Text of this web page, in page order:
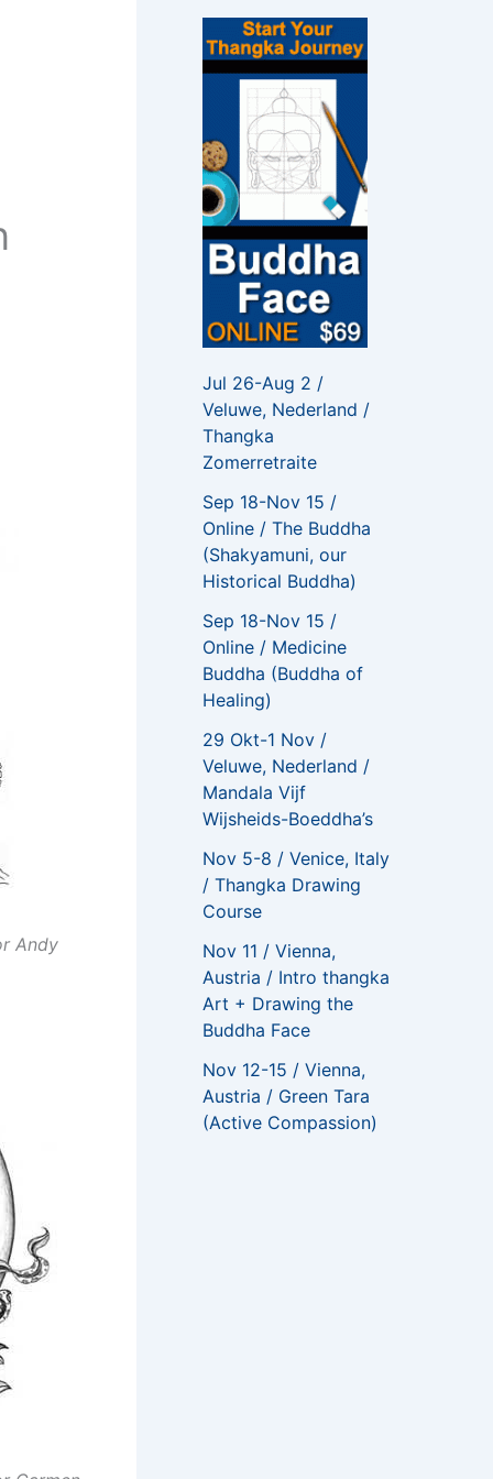
Andy
r
:
Jul 26-Aug 2 /
Veluwe, Nederland /
Thangka
Zomerretraite
Sep 18-Nov 15 /
Online / The Buddha
(Shakyamuni, our
Historical Buddha)
Sep 18-Nov 15 /
Online / Medicine
Buddha (Buddha of
Healing)
29 Okt-1 Nov /
Veluwe, Nederland /
Mandala Vijf
Wijsheids-Boeddha’s
Nov 5-8 / Venice, Italy
/ Thangka Drawing
Course
Nov 11 / Vienna,
Austria / Intro thangka
Art + Drawing the
Buddha Face
Nov 12-15 / Vienna,
Austria / Green Tara
(Active Compassion)